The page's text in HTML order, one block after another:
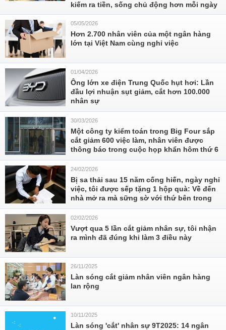
kiếm ra tiền, sống chủ động hơn mỗi ngày
05/05/2026
Hơn 2.700 nhân viên của một ngân hàng
lớn tại Việt Nam cùng nghỉ việc
01/04/2026
Ông lớn xe điện Trung Quốc hụt hơi: Lần
đầu lợi nhuận sụt giảm, cắt hơn 100.000
nhân sự
30/03/2026
Một công ty kiểm toán trong Big Four sắp
cắt giảm 600 việc làm, nhân viên được
thông báo trong cuộc họp khẩn hôm thứ 6
24/02/2026
Bị sa thải sau 15 năm cống hiến, ngày nghỉ
việc, tôi được sếp tặng 1 hộp quà: Về đến
nhà mở ra mà sững sờ với thứ bên trong
02/02/2026
Vượt qua 5 lần cắt giảm nhân sự, tôi nhận
ra mình đã đúng khi làm 3 điều này
26/11/2025
Làn sóng cắt giảm nhân viên ngân hàng
lan rộng
10/11/2025
Làn sóng 'cắt' nhân sự 9T2025: 14 ngân